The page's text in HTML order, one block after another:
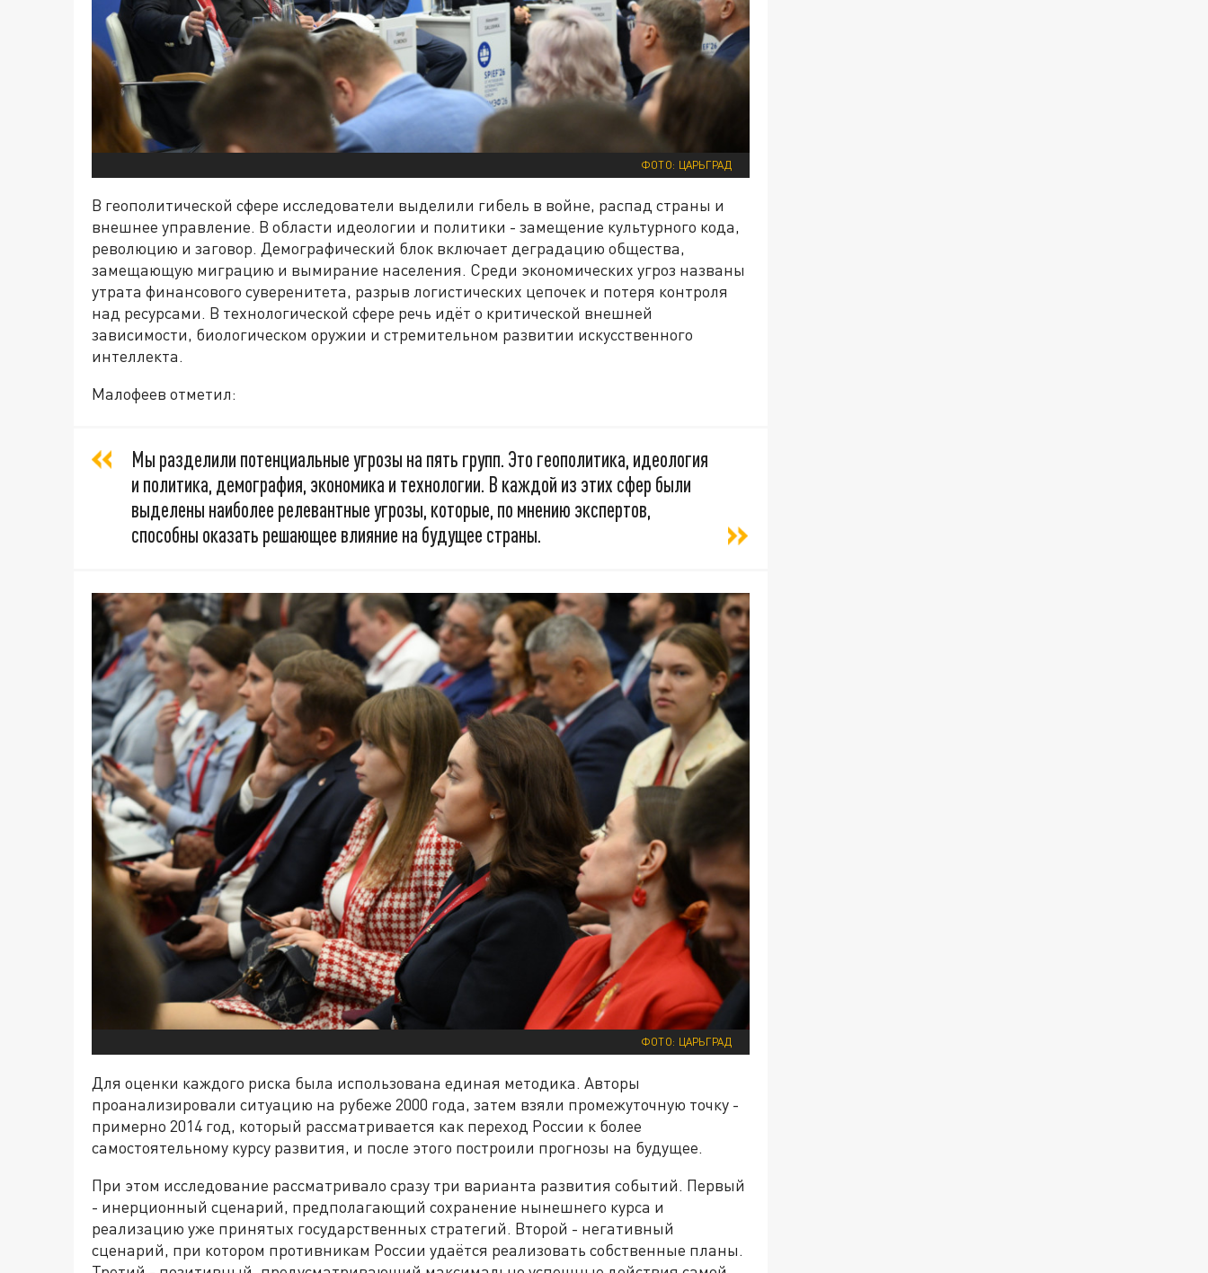
ФОТО: ЦАРЬГРАД
В геополитической сфере исследователи выделили гибель в войне, распад страны и
внешнее управление. В области идеологии и политики - замещение культурного кода,
революцию и заговор. Демографический блок включает деградацию общества,
замещающую миграцию и вымирание населения. Среди экономических угроз названы
утрата финансового суверенитета, разрыв логистических цепочек и потеря контроля
над ресурсами. В технологической сфере речь идёт о критической внешней
зависимости, биологическом оружии и стремительном развитии искусственного
интеллекта.
Малофеев отметил:
Мы разделили потенциальные угрозы на пять групп. Это геополитика, идеология
и политика, демография, экономика и технологии. В каждой из этих сфер были
выделены наиболее релевантные угрозы, которые, по мнению экспертов,
способны оказать решающее влияние на будущее страны.
ФОТО: ЦАРЬГРАД
Для оценки каждого риска была использована единая методика. Авторы
проанализировали ситуацию на рубеже 2000 года, затем взяли промежуточную точку -
примерно 2014 год, который рассматривается как переход России к более
самостоятельному курсу развития, и после этого построили прогнозы на будущее.
При этом исследование рассматривало сразу три варианта развития событий. Первый
- инерционный сценарий, предполагающий сохранение нынешнего курса и
реализацию уже принятых государственных стратегий. Второй - негативный
сценарий, при котором противникам России удаётся реализовать собственные планы.